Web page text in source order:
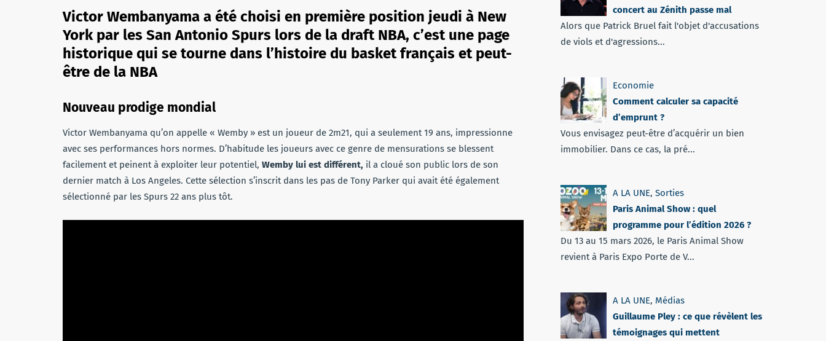
Victor Wembanyama a été choisi en première position jeudi à New
York par les San Antonio Spurs lors de la draft NBA, c’est une page
historique qui se tourne dans l’histoire du basket français et peut-
être de la NBA
Nouveau prodige mondial
Victor Wembanyama qu’on appelle « Wemby » est un joueur de 2m21, qui a seulement 19 ans, impressionne
avec ses performances hors normes. D’habitude les joueurs avec ce genre de mensurations se blessent
facilement et peinent à exploiter leur potentiel, Wemby lui est différent, il a cloué son public lors de son
dernier match à Los Angeles. Cette sélection s’inscrit dans les pas de Tony Parker qui avait été également
sélectionné par les Spurs 22 ans plus tôt.
concert au Zénith passe mal
Alors que Patrick Bruel fait l'objet d'accusations
de viols et d'agressions...
Economie
Comment calculer sa capacité
d’emprunt ?
Vous envisagez peut-être d’acquérir un bien
immobilier. Dans ce cas, la pré...
A LA UNE, Sorties
Paris Animal Show : quel
programme pour l’édition 2026 ?
Du 13 au 15 mars 2026, le Paris Animal Show
revient à Paris Expo Porte de V...
A LA UNE, Médias
Guillaume Pley : ce que révèlent les
témoignages qui mettent